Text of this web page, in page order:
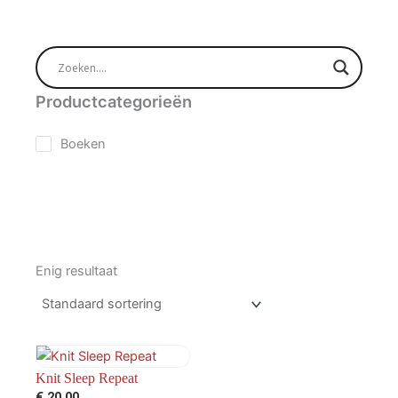
Productcategorieën
Boeken
Enig resultaat
Knit Sleep Repeat